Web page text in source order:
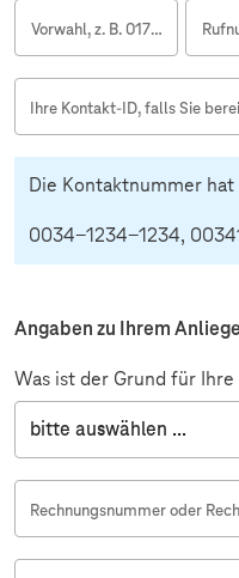
Vorwahl, z. B. 0171, 01520*
Ihre Kontakt-ID, falls Sie
Die Kontaktnummer
0034-1234-1234,
Angaben zu Ihrem
Was ist der Grund für
Rechnungsnummer oder